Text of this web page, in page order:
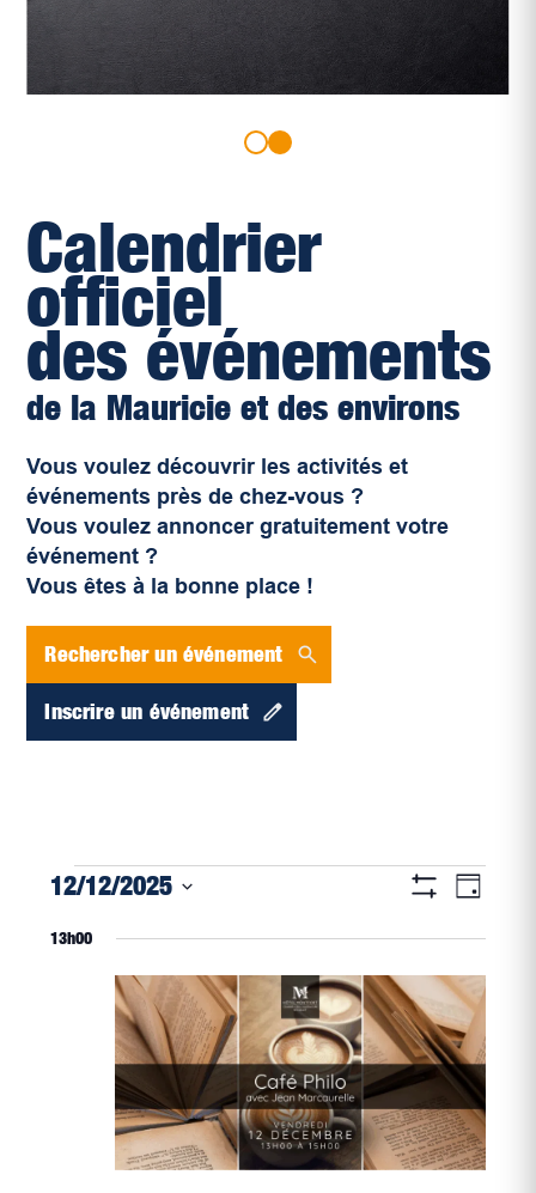
Calendrier
officiel
des événements
de la Mauricie et des environs
Vous voulez découvrir les activités et
événements près de chez-vous ?
Vous voulez annoncer gratuitement votre
événement ?
Vous êtes à la bonne place !
Rechercher un événement
Inscrire un événement
Évènements
for
décembre
2025
Filtres vues
Jour
12/12/2025
une
13h00